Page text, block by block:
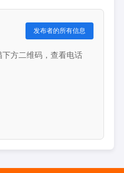
发布者的所有信息
下方二维码，查看电话